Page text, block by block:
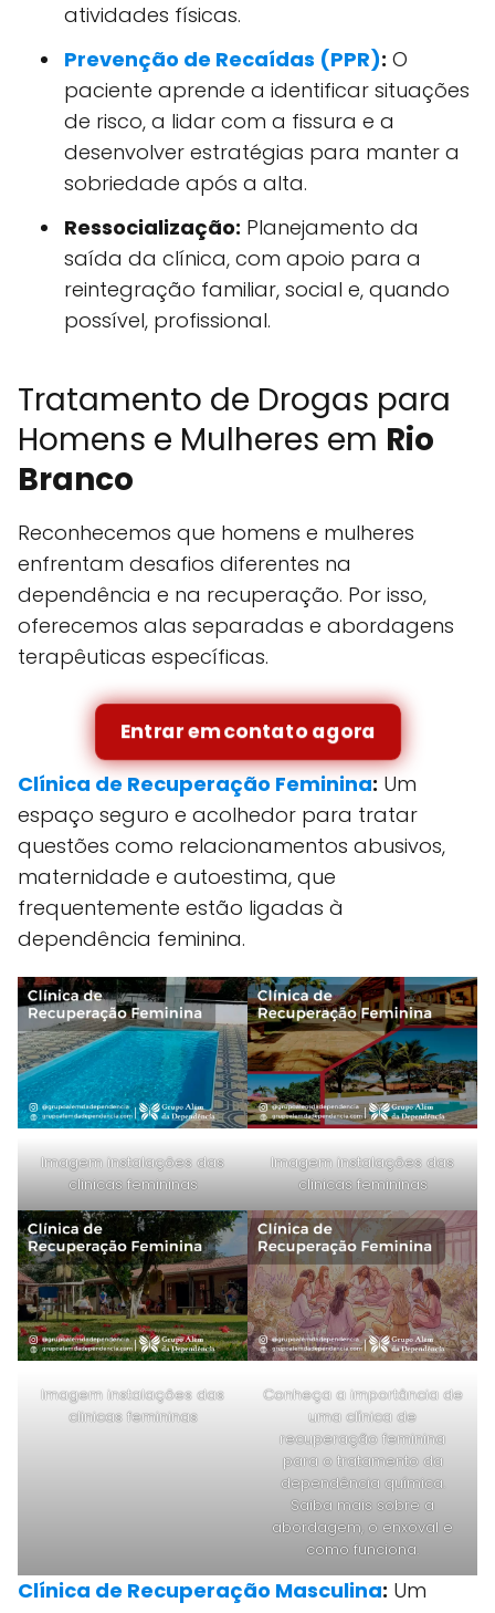
atividades físicas.
Prevenção de Recaídas (PPR): O
paciente aprende a identificar situações
de risco, a lidar com a fissura e a
desenvolver estratégias para manter a
sobriedade após a alta.
Ressocialização: Planejamento da
saída da clínica, com apoio para a
reintegração familiar, social e, quando
possível, profissional.
Tratamento de Drogas para
Homens e Mulheres em Rio
Branco
Reconhecemos que homens e mulheres
enfrentam desafios diferentes na
dependência e na recuperação. Por isso,
oferecemos alas separadas e abordagens
terapêuticas específicas.
Entrar em contato agora
Clínica de Recuperação Feminina: Um
espaço seguro e acolhedor para tratar
questões como relacionamentos abusivos,
maternidade e autoestima, que
frequentemente estão ligadas à
dependência feminina.
Imagem instalações das
clinicas femininas
Imagem instalações das
clinicas femininas
Imagem instalações das
clinicas femininas
Conheça a importância de
uma clínica de
recuperação feminina
para o tratamento da
dependência química.
Saiba mais sobre a
abordagem, o enxoval e
como funciona.
Clínica de Recuperação Masculina: Um